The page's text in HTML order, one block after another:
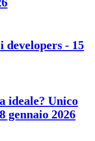
developers - 15
ideale? Unico
8 gennaio 2026